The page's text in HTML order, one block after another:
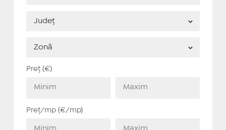
Preț (€)
Preț/mp (€/mp)